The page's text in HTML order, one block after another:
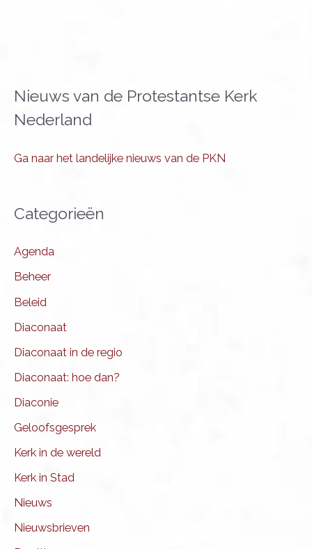
Nieuws van de Protestantse Kerk
Nederland
Ga naar het landelijke nieuws van de PKN
Categorieën
Agenda
Beheer
Beleid
Diaconaat
Diaconaat in de regio
Diaconaat: hoe dan?
Diaconie
Geloofsgesprek
Kerk in de wereld
Kerk in Stad
Nieuws
Nieuwsbrieven